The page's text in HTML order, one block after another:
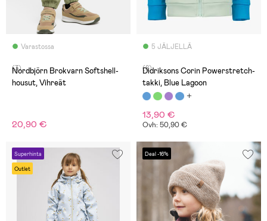
Varastossa
(3)
Nordbjörn Brokvarn Softshell-
housut, Vihreät
20,90 €
5 JÄLJELLÄ
(8)
Didriksons Corin Powerstretch-
takki, Blue Lagoon
13,90 €
Ovh: 50,90 €
Superhinta
Outlet
Deal -16%